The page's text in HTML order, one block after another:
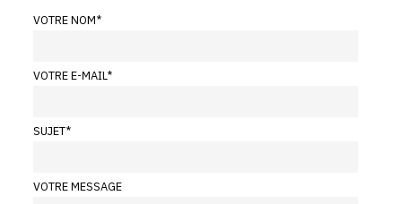
VOTRE NOM*
VOTRE E-MAIL*
SUJET*
VOTRE MESSAGE